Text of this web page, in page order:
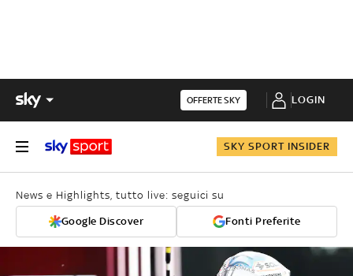
OFFERTE SKY LOGIN
SKY SPORT INSIDER
News e Highlights, tutto live: seguici su
Google Discover Fonti Preferite